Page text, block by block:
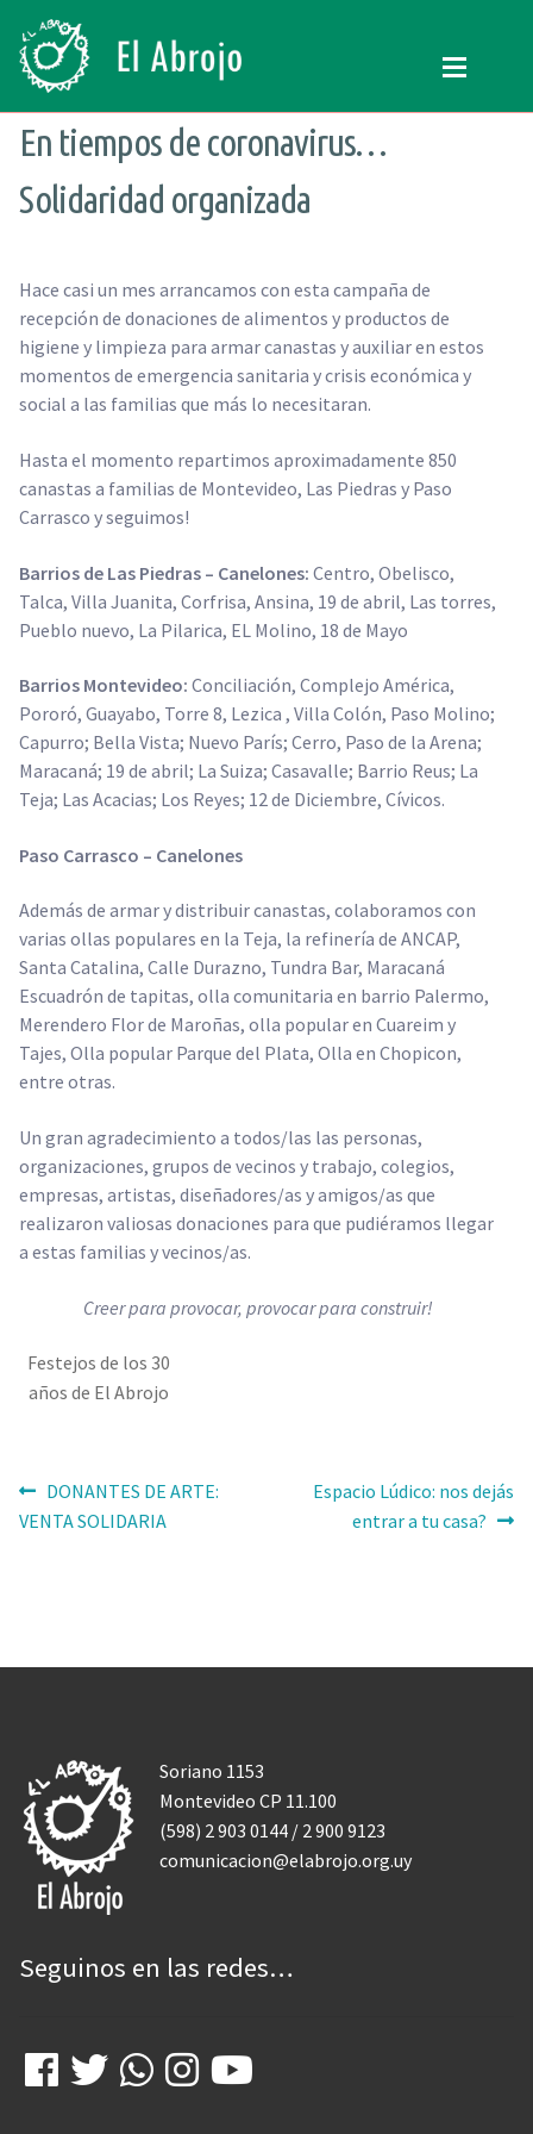
Ir
a
la
Ir
al
contenido
Quienes somos
QUE HACEMOS
RECREACIÓN (LA JARANA)
CURSOS
ESPACIO LÚDICO
PROMOTORES CULTURALES
VARIETÉ
DE GIRA
INFANCIA, ADOL. Y JUV.
CASA ABIERTA
ÓMNIBUS ITINERANTE
REPIQUE
TRAMPOLINES
ACOGIMIENTO FAMILIAR
#Mejor en familia
ETAF
ALTER-ACCIONES
Espacio La casa
SOCIO AMBIENTAL
EDUCACIÓN Y CIUDADANÍA DIGITAL
Proyectos transversales
Centro de Barrio Peñarol
Contenidos
Noticias
HISTORIAS
Publicaciones
Voluntariado
QUIENES SOMOS Expand
PROGRAMAS
CURSOS
Expand
CONTACTO
SEARCH
FOR:
En tiempos de coronavirus…
Solidaridad organizada
Hace casi un mes arrancamos con esta campaña de
recepción de donaciones de alimentos y productos de
higiene y limpieza para armar canastas y auxiliar en estos
momentos de emergencia sanitaria y crisis económica y
social a las familias que más lo necesitaran.
Hasta el momento repartimos aproximadamente 850
canastas a familias de Montevideo, Las Piedras y Paso
Carrasco y seguimos!
Barrios de Las Piedras – Canelones: Centro, Obelisco,
Talca, Villa Juanita, Corfrisa, Ansina, 19 de abril, Las torres,
Pueblo nuevo, La Pilarica, EL Molino, 18 de Mayo
Barrios Montevideo: Conciliación, Complejo América,
Pororó, Guayabo, Torre 8, Lezica , Villa Colón, Paso Molino;
Capurro; Bella Vista; Nuevo París; Cerro, Paso de la Arena;
Maracaná; 19 de abril; La Suiza; Casavalle; Barrio Reus; La
Teja; Las Acacias; Los Reyes; 12 de Diciembre, Cívicos.
Paso Carrasco – Canelones
Además de armar y distribuir canastas, colaboramos con
varias ollas populares en la Teja, la refinería de ANCAP,
Santa Catalina, Calle Durazno, Tundra Bar, Maracaná
Escuadrón de tapitas, olla comunitaria en barrio Palermo,
Merendero Flor de Maroñas, olla popular en Cuareim y
Tajes, Olla popular Parque del Plata, Olla en Chopicon,
entre otras.
Un gran agradecimiento a todos/las las personas,
organizaciones, grupos de vecinos y trabajo, colegios,
empresas, artistas, diseñadores/as y amigos/as que
realizaron valiosas donaciones para que pudiéramos llegar
a estas familias y vecinos/as.
Creer para provocar, provocar para construir!
Festejos de los 30
años de El Abrojo
Navegación
de
Anterior:
DONANTES DE ARTE:
VENTA SOLIDARIA
Siguiente:
Espacio Lúdico: nos dejás
entrar a tu casa?
Soriano 1153
Montevideo CP 11.100
(598) 2 903 0144 / 2 900 9123
comunicacion@elabrojo.org.uy
Seguinos en las redes…